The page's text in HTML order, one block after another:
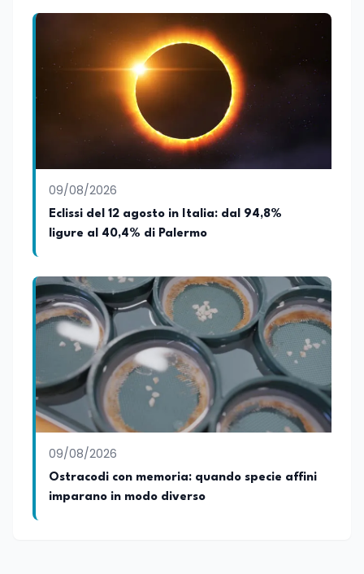
09/08/2026
Eclissi del 12 agosto in Italia: dal 94,8%
ligure al 40,4% di Palermo
09/08/2026
Ostracodi con memoria: quando specie affini
imparano in modo diverso